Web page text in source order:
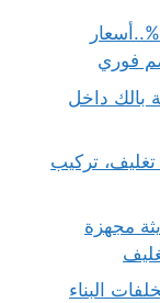
دينات نقل عفش جدة أمان وسرعة100%..أسعار
لراحة بالك داخل
فك، تغليف، تركيب
مجهزة
البناء